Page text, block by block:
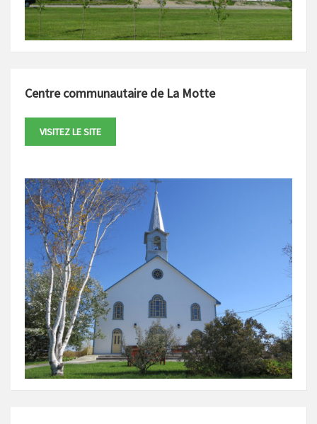
Centre communautaire de La Motte
VISITEZ LE SITE